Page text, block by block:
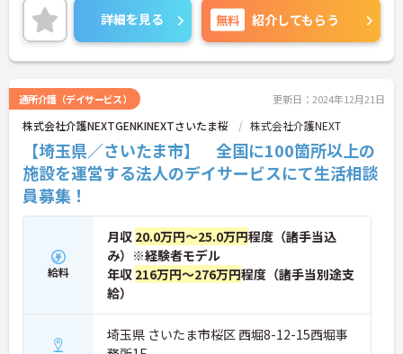
だけます。
ご興味のある方はお気軽にお問い合わせ下さい。
詳細を見る 無料 紹介してもらう
通所介護（デイサービス） 更新日：2024年12月21日
株式会社介護NEXTGENKINEXTさいたま桜 株式会社介護NEXT
【埼玉県／さいたま市】 全国に100箇所以上の
施設を運営する法人のデイサービスにて生活相談
員募集！
給料
月収 20.0万円～25.0万円程度（諸手当込
み）※経験者モデル
年収 216万円～276万円程度（諸手当別途支
給）
埼玉県 さいたま市桜区 西堀8-12-15西堀事